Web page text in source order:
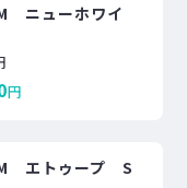
ニューホワイ
円
エトゥープ S